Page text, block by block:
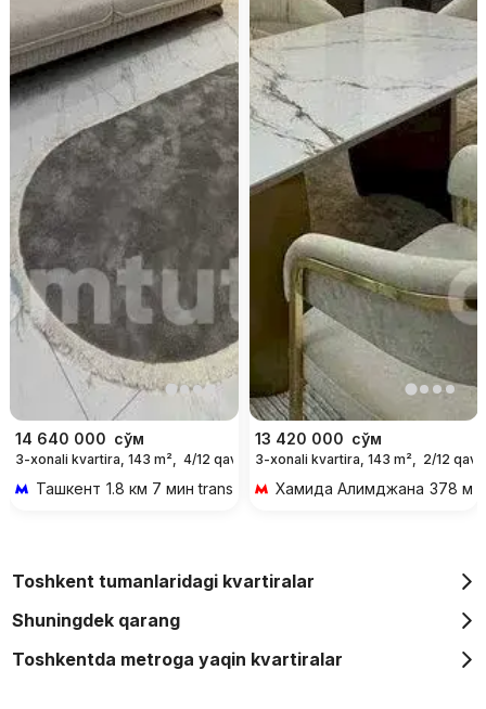
14 640 000 сўм
3-xonali kvartira, 143 m², 4/12 qavat For days
Ташкент 1.8 км 7 мин transportda
13 420 000 сўм
3-xonali kvartira, 143 m², 2/12
Хамида Алимджана 378 м
Toshkent tumanlaridagi kvartiralar
Shuningdek qarang
Toshkentda metroga yaqin kvartiralar